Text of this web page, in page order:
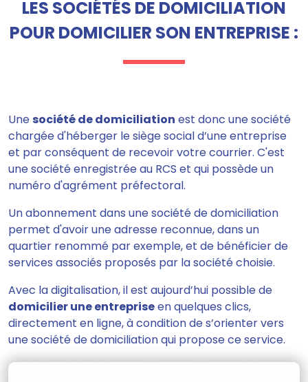
LES SOCIÉTÉS DE DOMICILIATION
POUR DOMICILIER SON ENTREPRISE :
Une société de domiciliation est donc une société
chargée d'héberger le siège social d’une entreprise
et par conséquent de recevoir votre courrier. C'est
une société enregistrée au RCS et qui possède un
numéro d'agrément préfectoral.
Un abonnement dans une société de domiciliation
permet d'avoir une adresse reconnue,dans un
quartier renommé par exemple, et de bénéficier de
services associés proposés par la société choisie.
Avec la digitalisation, il est aujourd’hui possible de
domicilier une entrepriseen quelques clics,
directement en ligne, à condition de s’orienter vers
une société de domiciliation qui propose ce service.